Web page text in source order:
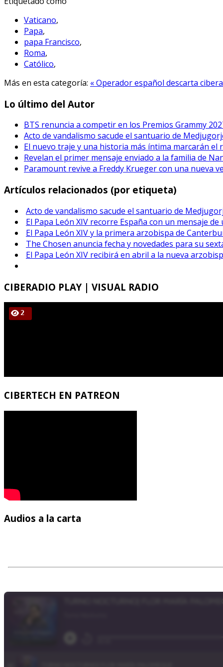
Vaticano,
Papa,
papa Francisco,
Roma,
Católico,
Más en esta categoría: « Operador español descarta
Lo último del Autor
BTS renuncia a competir en los Premios Grammy
Acto de vandalismo sacude el santuario de
El nuevo traje y una historia más íntima marcarán el
Revelan el primer mensaje enviado a la familia de
Paramount revive a Freddy Krueger con una nueva
Artículos relacionados (por etiqueta)
Acto de vandalismo sacude el santuario de
El Papa León XIV recorre España con un mensaje
El Papa León XIV y la primera arzobispa de
The Chosen anuncia fecha y novedades para su
El Papa León XIV recibirá en abril a la nueva
CIBERADIO PLAY | VISUAL RADIO
CIBERTECH EN PATREON
Audios a la carta